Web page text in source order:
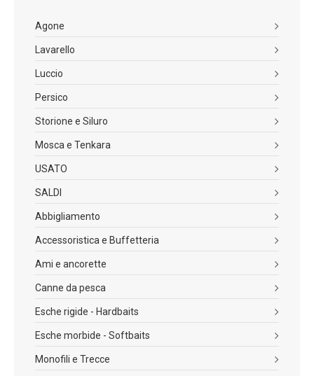
Agone
Lavarello
Luccio
Persico
Storione e Siluro
Mosca e Tenkara
USATO
SALDI
Abbigliamento
Accessoristica e Buffetteria
Ami e ancorette
Canne da pesca
Esche rigide - Hardbaits
Esche morbide - Softbaits
Monofili e Trecce